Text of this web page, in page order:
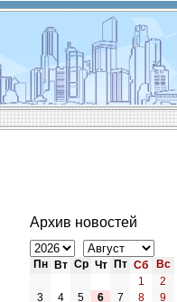
Архив новостей
Пн Вт Ср Чт Пт Сб
Вс
1
2
3
4 5 6 7 8
9